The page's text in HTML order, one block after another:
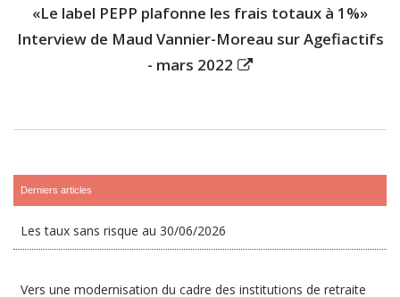
«Le label PEPP plafonne les frais totaux à 1%»
Interview de Maud Vannier-Moreau sur Agefiactifs
- mars 2022
Derniers articles
Les taux sans risque au 30/06/2026
Vers une modernisation du cadre des institutions de retraite